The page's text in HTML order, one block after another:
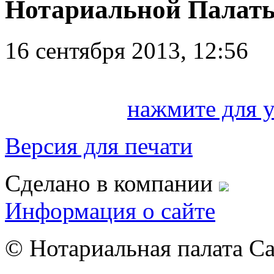
Нотариальной
16 сентября 2013, 12:56
нажмите для
Версия для печати
Сделано в компании
Информация о сайте
© Нотариальная палата